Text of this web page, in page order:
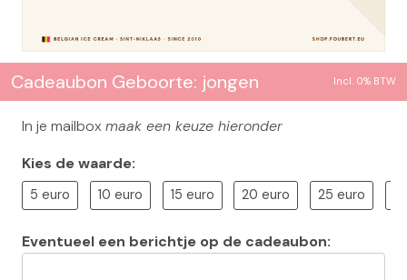
Cadeaubon Geboorte: jongen Incl. 0% BTW
In je mailbox maak een keuze hieronder
Kies de waarde:
5 euro 10 euro 15 euro 20 euro 25 euro
Eventueel een berichtje op de cadeaubon: